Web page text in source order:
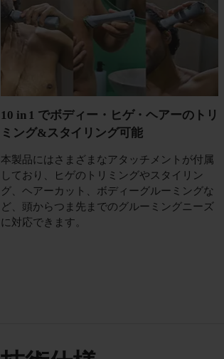
10 in 1 でボディー・ヒゲ・ヘアーのトリ
ミング&スタイリング可能
本製品にはさまざまなアタッチメントが付属
しており、ヒゲのトリミングやスタイリン
グ、ヘアーカット、ボディーグルーミングな
ど、頭からつま先までのグルーミングニーズ
に対応できます。